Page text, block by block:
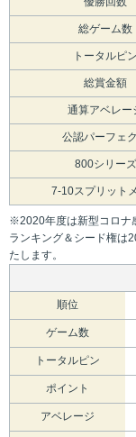
総ゲーム数
トータルピン
総賞金額
通算アベレー
公認パーフェ
800シリーズ
7-10スプリット
※2020年度は新型コロナ
ランキング＆シード権は
たします。
順位
ゲーム数
トータルピン
ポイント
アベレージ